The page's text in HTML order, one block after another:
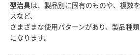
型治具は、製品別に固有のものや、複数
スなど、
さまざまな使用パターンがあり、製品種
になります。